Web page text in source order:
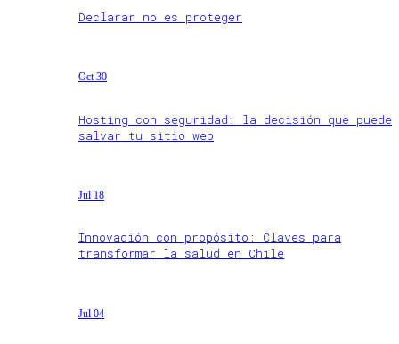
Declarar no es proteger
Oct 30
Hosting con seguridad: la decisión que puede
salvar tu sitio web
Jul 18
Innovación con propósito: Claves para
transformar la salud en Chile
Jul 04